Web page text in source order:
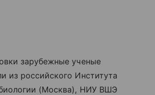
зарубежные ученые
из российского Института
(Москва), НИУ ВШЭ